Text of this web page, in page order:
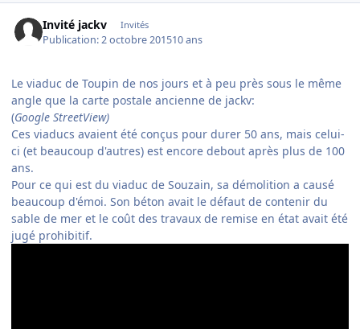
Invité jackv Invités
Publication:2 octobre 201510 ans
Le viaduc de Toupin de nos jours et à peu près sous le même
angle que la carte postale ancienne de jackv:
(Google StreetView)
Ces viaducs avaient été conçus pour durer 50 ans, mais celui-
ci (et beaucoup d'autres) est encore debout après plus de 100
ans.
Pour ce qui est du viaduc de Souzain, sa démolition a causé
beaucoup d'émoi. Son béton avait le défaut de contenir du
sable de mer et le coût des travaux de remise en état avait été
jugé prohibitif.